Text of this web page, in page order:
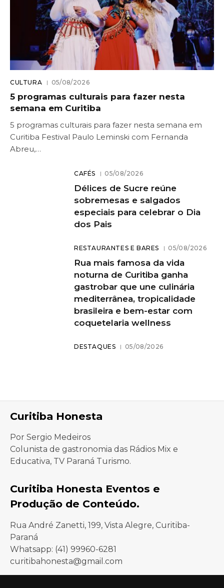
CULTURA 05/08/2026
5 programas culturais para fazer nesta
semana em Curitiba
5 programas culturais para fazer nesta semana em
Curitiba Festival Paulo Leminski com Fernanda
Abreu,…
CAFÉS 05/08/2026
Délices de Sucre reúne
sobremesas e salgados
especiais para celebrar o Dia
dos Pais
RESTAURANTES E BARES 05/08/2026
Rua mais famosa da vida
noturna de Curitiba ganha
gastrobar que une culinária
mediterrânea, tropicalidade
brasileira e bem-estar com
coquetelaria wellness
DESTAQUES 05/08/2026
Curitiba Honesta
Por Sergio Medeiros
Colunista de gastronomia das Rádios Mix e
Educativa, TV Paraná Turismo.
Curitiba Honesta Eventos e
Produção de Conteúdo.
Rua André Zanetti, 199, Vista Alegre, Curitiba-
Paraná
Whatsapp: (41) 99960-6281
curitibahonesta@gmail.com